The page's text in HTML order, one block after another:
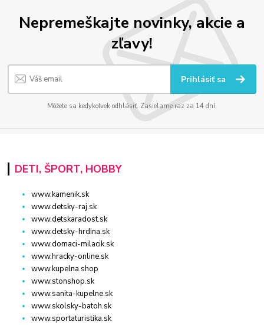
Nepremeškajte novinky, akcie a
zľavy!
Prihlásiť sa
Môžete sa kedykoľvek odhlásiť. Zasielame raz za 14 dní.
DETI, ŠPORT, HOBBY
www.kamenik.sk
www.detsky-raj.sk
www.detskaradost.sk
www.detsky-hrdina.sk
www.domaci-milacik.sk
www.hracky-online.sk
www.kupelna.shop
www.stonshop.sk
www.sanita-kupelne.sk
www.skolsky-batoh.sk
www.sportaturistika.sk